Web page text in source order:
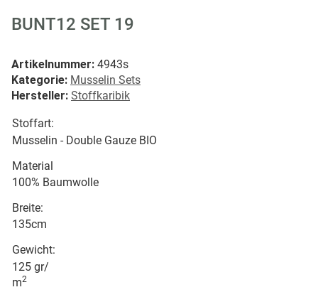
BUNT12 SET 19
Artikelnummer: 4943s
Kategorie: Musselin Sets
Hersteller: Stoffkaribik
Stoffart:
Musselin - Double Gauze BIO
Material
100% Baumwolle
Breite:
135cm
Gewicht:
125 gr/
m2